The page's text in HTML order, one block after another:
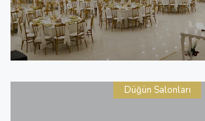
Düğün Salonları